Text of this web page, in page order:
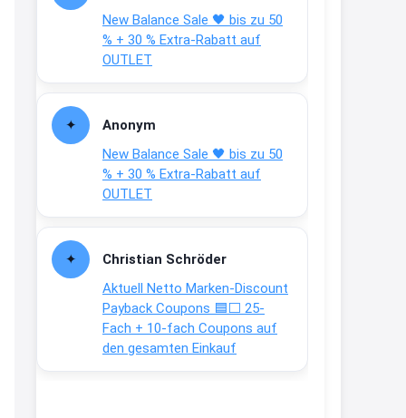
New Balance Sale 🖤 bis zu 50
% + 30 % Extra-Rabatt auf
OUTLET
Anonym
New Balance Sale 🖤 bis zu 50
% + 30 % Extra-Rabatt auf
OUTLET
Christian Schröder
Aktuell Netto Marken-Discount
Payback Coupons 🟦⬜ 25-
Fach + 10-fach Coupons auf
den gesamten Einkauf
verfärbt sich ab 28 Grad /siehe
Text weiter unten
shop.bioeg.de/aufkleber-
achtun...
↩
Joachim
Gratis personalisierte 7-Tage
Ration Micronährstoffe/ Vitamine
↩
Joachim